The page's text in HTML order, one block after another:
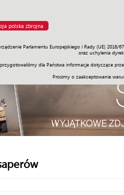
polska zbrojna
Parlamentu Europejskiego i Rady (UE)
oraz uchylenia
dla Państwa informacje dotyczące
Prosimy o zaakceptowanie
Polityka Prawo Świat